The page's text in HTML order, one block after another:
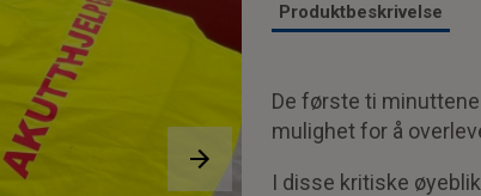
Produktbeskrivelse
De første ti
mulighet for å
I disse kritiske